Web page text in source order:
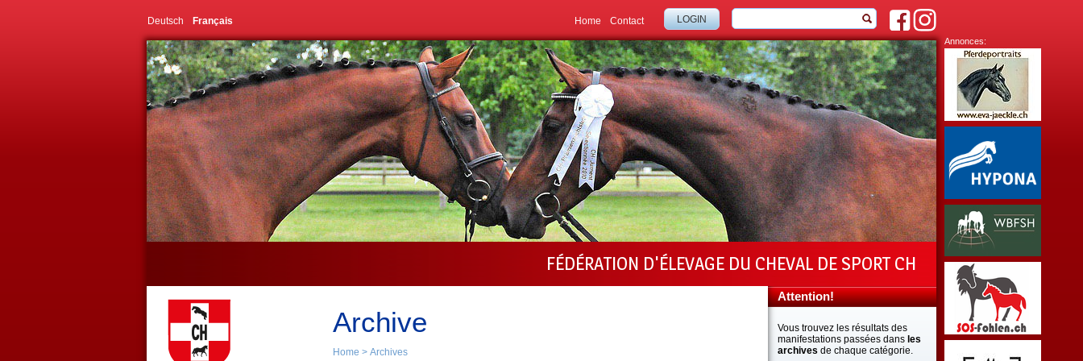
Deutsch Français LOGIN
Home Contact
FÉDÉRATION D'ÉLEVAGE DU CHEVAL DE SPORT CH
Archive
Home > Archives
Attention!
Vous trouvez les résultats des
manifestations passées dans les
archives de chaque catégorie.
Annonces: